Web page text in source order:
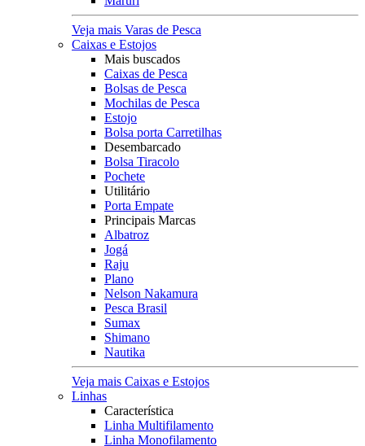
Veja mais Varas de Pesca
Caixas e Estojos
Mais buscados
Caixas de Pesca
Bolsas de Pesca
Mochilas de Pesca
Estojo
Bolsa porta Carretilhas
Desembarcado
Bolsa Tiracolo
Pochete
Utilitário
Porta Empate
Principais Marcas
Albatroz
Jogá
Raju
Plano
Nelson Nakamura
Pesca Brasil
Sumax
Shimano
Nautika
Veja mais Caixas e Estojos
Linhas
Característica
Linha Multifilamento
Linha Monofilamento